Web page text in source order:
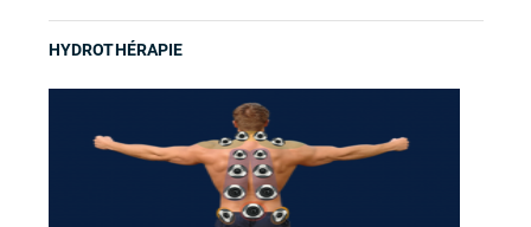
HYDROTHÉRAPIE